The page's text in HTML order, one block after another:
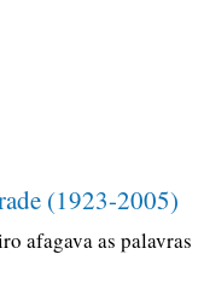
(1923-2005)
afagava as palavras